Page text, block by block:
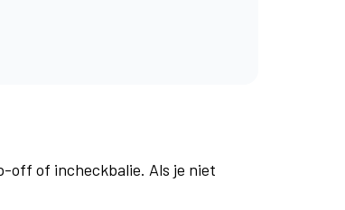
off of incheckbalie. Als je niet